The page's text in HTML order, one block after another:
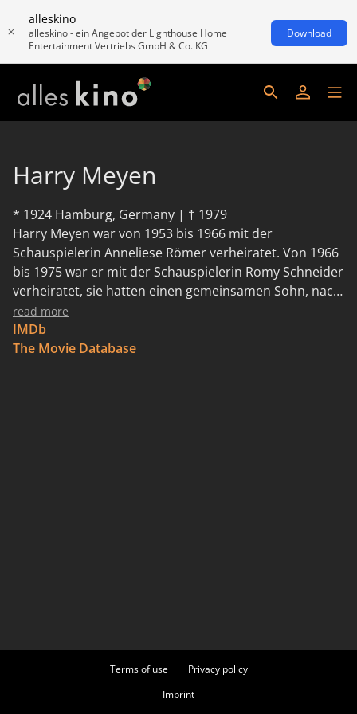
alleskino
alleskino - ein Angebot der Lighthouse Home
Entertainment Vertriebs GmbH & Co. KG
Download
Harry Meyen
* 1924 Hamburg, Germany | † 1979
Harry Meyen war von 1953 bis 1966 mit der
Schauspielerin Anneliese Römer verheiratet. Von 1966
bis 1975 war er mit der Schauspielerin Romy Schneider
verheiratet, sie hatten einen gemeinsamen Sohn, nach
der Scheidung war er mit der Schauspielerin Anita
Lochner zusammen, er beging Selbstmord
read more
IMDb
The Movie Database
Terms of use
Privacy policy
Imprint